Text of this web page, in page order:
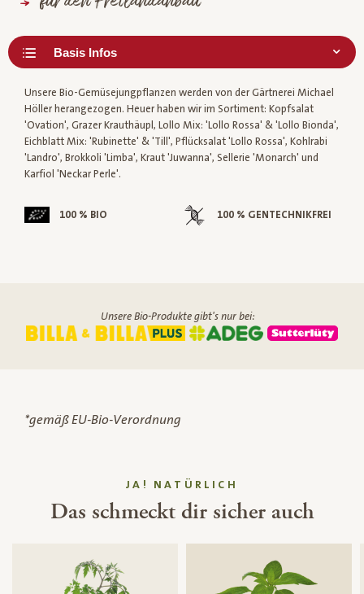
Unsere Bio-Gemüsejungpflanzen werden von der Gärtnerei Michael
Höller herangezogen. Heuer haben wir im Sortiment: Kopfsalat
'Ovation', Grazer Krauthäupl, Lollo Mix: 'Lollo Rossa' & 'Lollo Bionda',
Eichblatt Mix: 'Rubinette' & 'Till', Pflücksalat 'Lollo Rossa', Kohlrabi
'Landro', Brokkoli 'Limba', Kraut 'Juwanna', Sellerie 'Monarch' und
Karfiol 'Neckar Perle'.
100 % BIO 100 % GENTECHNIKFREI
Unsere Bio-Produkte gibt's nur bei:
*gemäß EU-Bio-Verordnung
JA! NATÜRLICH
Das schmeckt dir sicher auch